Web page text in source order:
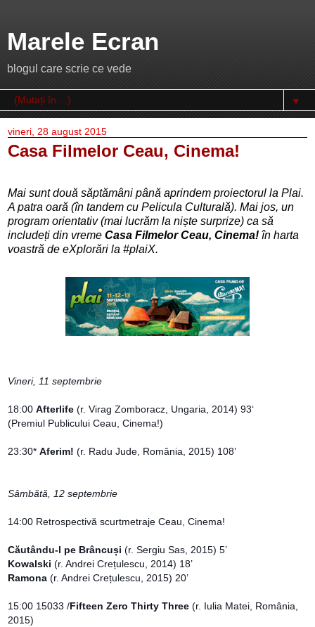
Marele Ecran
blogul care scrie ce vede
▼
vineri, 28 august 2015
Casa Filmelor Ceau, Cinema!
Mai sunt două săptămâni până aprindem proiectorul la Plai.
A patra oară (în tandem cu Pelicula Culturală). Mai jos, un
program orientativ (mai lucrăm la niște surprize) ca să
includeți din vreme Casa Filmelor Ceau, Cinema! în harta
voastră de eXplorări la #plaiX.
Vineri, 11 septembrie
18:00 Afterlife (r. Virag Zomboracz, Ungaria, 2014) 93‘
(Premiul Publicului Ceau, Cinema!)
23:30* Aferim! (r. Radu Jude, România, 2015) 108’
Sâmbătă, 12 septembrie
14:00 Retrospectivă scurtmetraje Ceau, Cinema!
Căutându-l pe Brâncuși (r. Sergiu Sas, 2015) 5’
Kowalski (r. Andrei Crețulescu, 2014) 18’
Ramona (r. Andrei Crețulescu, 2015) 20’
15:00 15033 /Fifteen Zero Thirty Three (r. Iulia Matei, România,
2015)